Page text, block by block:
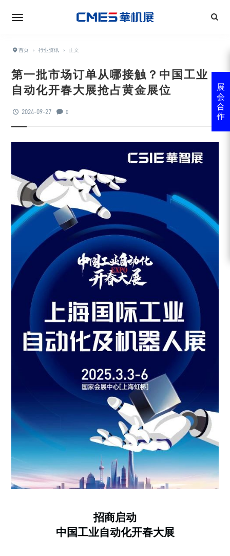
首页 › 行业资讯 › 正文
第一批市场订单从哪接触？中国工业
自动化开春大展抢占黄金展位
2024-09-27 0
招商启动
中国工业自动化开春大展
展
会
合
作